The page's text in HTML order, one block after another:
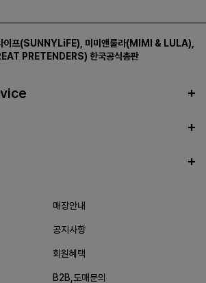
이프(SUNNYLiFE) 미미앤룰라(MIMI & LULA)
PRETENDERS) 한국공식총판
매장안내
공지사항
회원혜택
B2B,도매문의